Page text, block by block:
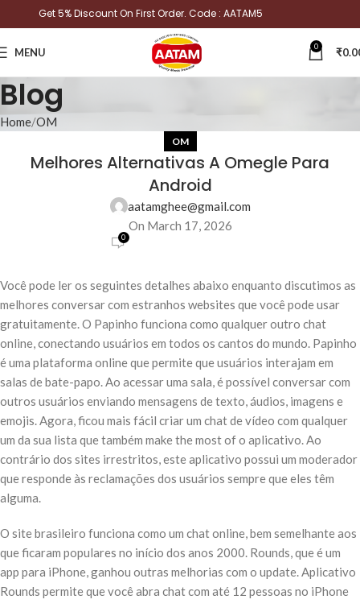
Get 5% Discount On First Order. Code : AATAM5
MENU 0 ₹
Blog
Home OM
OM
Melhores Alternativas A Omegle Para
Android
aatamghee@gmail.com
On March 17, 2026
0
Você pode ler os seguintes detalhes abaixo enquanto discutimos as
melhores conversar com estranhos websites que você pode usar
gratuitamente. O Papinho funciona como qualquer outro chat
online, conectando usuários em todos os cantos do mundo. Papinho
é uma plataforma online que permite que usuários interajam em
salas de bate-papo. Ao acessar uma sala, é possível conversar com
outros usuários enviando mensagens de texto, áudios, imagens e
emojis. Agora, ficou mais fácil criar um chat de vídeo com qualquer
um da sua lista que também make the most of o aplicativo. Ao
contrário dos sites irrestritos, este aplicativo possui um moderador
que responde às reclamações dos usuários sempre que eles têm
alguma.
O site brasileiro funciona como um chat online, bem semelhante aos
que ficaram populares no início dos anos 2000. Rounds, que é um
app para iPhone, ganhou outras melhorias com o update. Aplicativo
Rounds permite que você abra chat com até 12 pessoas no iPhone